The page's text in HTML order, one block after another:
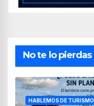
No te lo pierdas
HABLEMOS DE TURISMO